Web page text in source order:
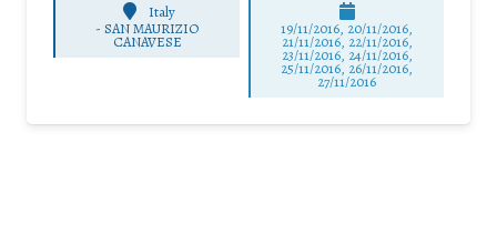
Italy
-SAN MAURIZIO
CANAVESE
19/11/2016, 20/11/2016,
21/11/2016, 22/11/2016,
23/11/2016, 24/11/2016,
25/11/2016, 26/11/2016,
27/11/2016